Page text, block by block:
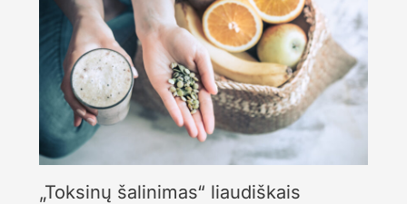
„Toksinų šalinimas“ liaudiškais